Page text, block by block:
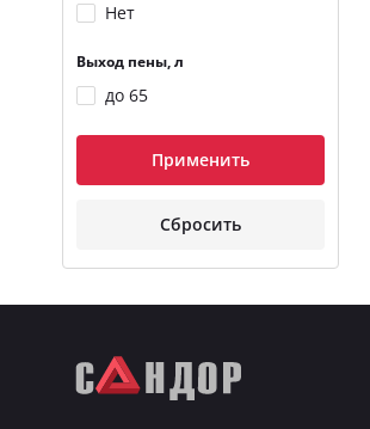
Нет
Выход пены, л
до 65
Применить
Сбросить